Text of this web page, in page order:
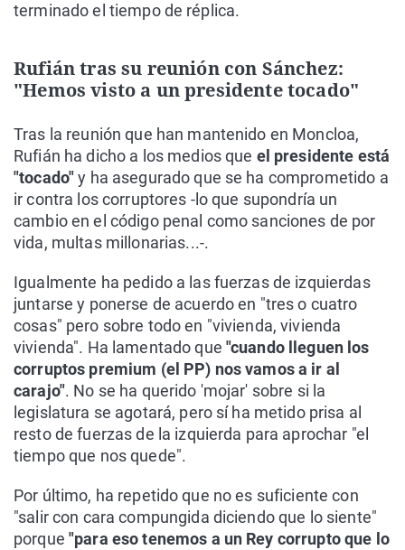
terminado el tiempo de réplica.
Rufián tras su reunión con Sánchez:
"Hemos visto a un presidente tocado"
Tras la reunión que han mantenido en Moncloa,
Rufián ha dicho a los medios que el presidente está
"tocado"y ha asegurado que se ha comprometido a
ir contra los corruptores -lo que supondría un
cambio en el código penal como sanciones de por
vida, multas millonarias...-.
Igualmente ha pedido a las fuerzas de izquierdas
juntarse y ponerse de acuerdo en "tres o cuatro
cosas" pero sobre todo en "vivienda, vivienda
vivienda". Ha lamentado que "cuando lleguen los
corruptos premium (el PP) nos vamos a ir al
carajo". No se ha querido 'mojar' sobre si la
legislatura se agotará, pero sí ha metido prisa al
resto de fuerzas de la izquierda para aprochar "el
tiempo que nos quede".
Por último, ha repetido que no es suficiente con
"salir con cara compungida diciendo que lo siente"
porque "para eso tenemos a un Rey corrupto que lo